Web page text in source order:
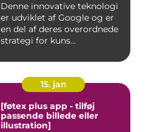
om de ting, de ser, ved blot
at bruge kameraet på
deres smartphone
Denne innovative teknologi
er udviklet af Google og er
en del af deres overordnede
strategi for kuns...
15. jan
[føtex plus app - tilføj
passende billede eller
illustration]